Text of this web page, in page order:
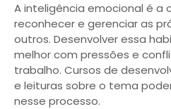
A inteligência emocional é a
reconhecer e gerenciar as
outros. Desenvolver essa
melhor com pressões e
trabalho. Cursos de
e leituras sobre o tema
nesse processo.